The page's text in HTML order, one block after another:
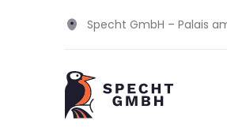
Specht GmbH – Palais